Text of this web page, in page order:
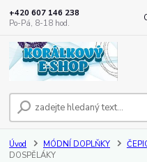
+420 607 146 238
Po-Pá, 8-18 hod.
Úvod MÓDNÍ DOPLŇKY
DOSPĚLÁKY